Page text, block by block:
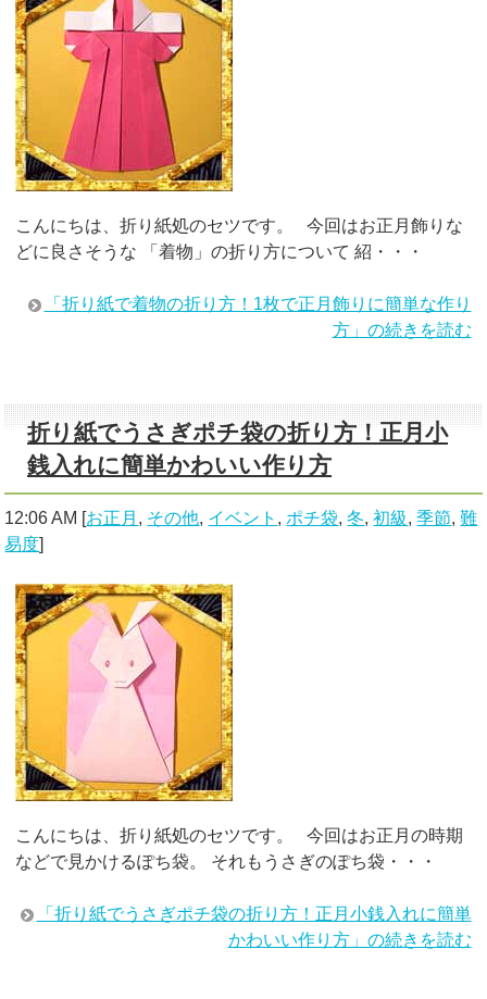
こんにちは、折り紙処のセツです。 今回はお正月飾りな
どに良さそうな 「着物」の折り方について 紹・・・
「折り紙で着物の折り方！1枚で正月飾りに簡単な作り
方」の続きを読む
折り紙でうさぎポチ袋の折り方！正月小
銭入れに簡単かわいい作り方
12:06 AM [お正月 , その他, イベント , ポチ袋,冬,初級,季節,難
易度]
こんにちは、折り紙処のセツです。 今回はお正月の時期
などで見かけるぽち袋。 それもうさぎのぽち袋・・・
「折り紙でうさぎポチ袋の折り方！正月小銭入れに簡単
かわいい作り方」の続きを読む